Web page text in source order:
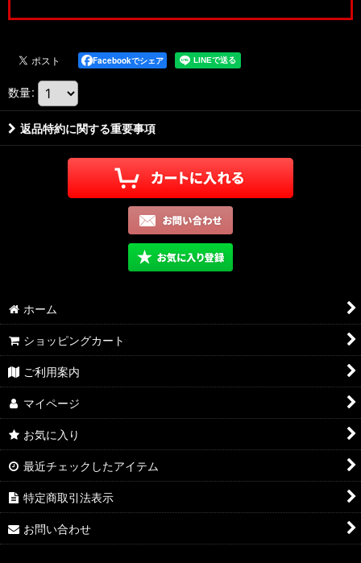
Facebookでシェア
数量:
返品特約に関する重要事項
ホーム
ショッピングカート
ご利用案内
マイページ
お気に入り
最近チェックしたアイテム
特定商取引法表示
お問い合わせ